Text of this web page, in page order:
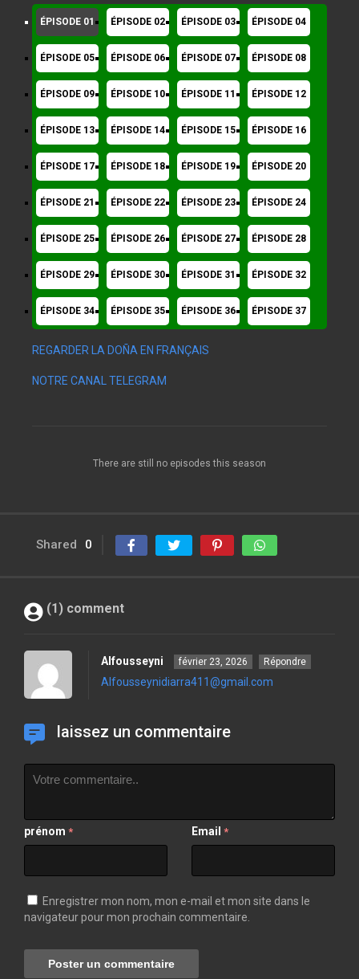
ÉPISODE 01 ÉPISODE 02 ÉPISODE 03 ÉPISODE 04
ÉPISODE 05 ÉPISODE 06 ÉPISODE 07 ÉPISODE 08
ÉPISODE 09 ÉPISODE 10 ÉPISODE 11 ÉPISODE 12
ÉPISODE 13 ÉPISODE 14 ÉPISODE 15 ÉPISODE 16
ÉPISODE 17 ÉPISODE 18 ÉPISODE 19 ÉPISODE 20
ÉPISODE 21 ÉPISODE 22 ÉPISODE 23 ÉPISODE 24
ÉPISODE 25 ÉPISODE 26 ÉPISODE 27 ÉPISODE 28
ÉPISODE 29 ÉPISODE 30 ÉPISODE 31 ÉPISODE 32
ÉPISODE 34 ÉPISODE 35 ÉPISODE 36 ÉPISODE 37
REGARDER LA DOÑA EN FRANÇAIS
NOTRE CANAL TELEGRAM
There are still no episodes this season
Shared 0
(1) comment
Alfousseyni février 23, 2026 Répondre
Alfousseynidiarra411@gmail.com
laissez un commentaire
prénom * Email *
Enregistrer mon nom, mon e-mail et mon site dans le
navigateur pour mon prochain commentaire.